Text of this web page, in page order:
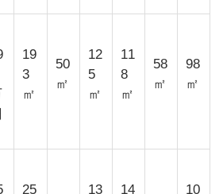
19
3
㎡
50
㎡
12
5
㎡
11
8
㎡
58
㎡
98
㎡
25 13 14 10